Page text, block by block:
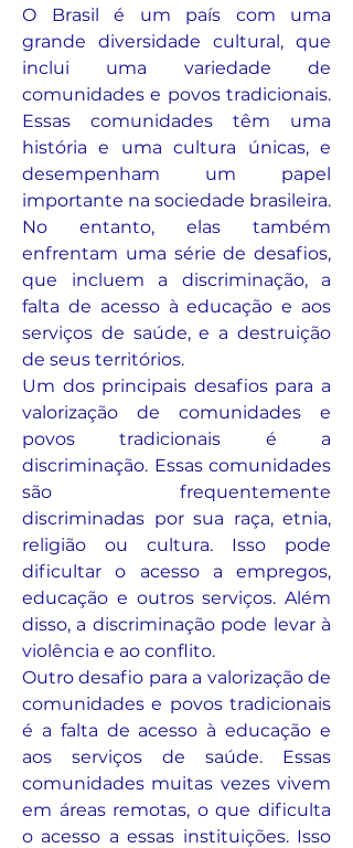
O Brasil é um país com uma
grande diversidade cultural, que
inclui uma variedade de
comunidades e povos tradicionais.
Essas comunidades têm uma
história e uma cultura únicas, e
desempenham um papel
importante na sociedade brasileira.
No entanto, elas também
enfrentam uma série de desafios,
que incluem a discriminação, a
falta de acesso à educação e aos
serviços de saúde, e a destruição
de seus territórios.
Um dos principais desafios para a
valorização de comunidades e
povos tradicionais é a
discriminação. Essas comunidades
são frequentemente
discriminadas por sua raça, etnia,
religião ou cultura. Isso pode
dificultar o acesso a empregos,
educação e outros serviços. Além
disso, a discriminação pode levar à
violência e ao conflito.
Outro desafio para a valorização de
comunidades e povos tradicionais
é a falta de acesso à educação e
aos serviços de saúde. Essas
comunidades muitas vezes vivem
em áreas remotas, o que dificulta
o acesso a essas instituições. Isso